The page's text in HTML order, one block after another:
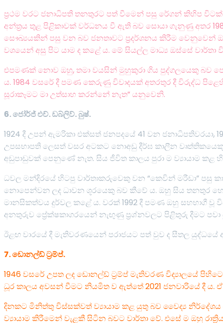
ප්‍රථම වරට ජනාධිපති තනතුරට පත් වීමෙන් පසු රේගන් කිහිප
අන්ත්‍රය තුළ පිළිකාවක් වර්ධනය වී ඇති බව සොයා ගැනුණු අතර
සෞඛ්‍යයකින් පසු වන බව ජනතාවට ප්‍රදර්ශනය කිරීම වෙනුවෙන්
වශයෙන් අසු පිට යාම ද කළේ ය. මේ සියල්ල මාධ්‍ය ඔස්සේ වාර්තා
එපමණක් නොව ඔහු, තමා වයසින් මුහුකුරා ගිය පුද්ගලයෙකු බව
ය. 1984 වසරේ දී පමණ කෙරුණු විවාදයක් අතරතුර දී විරුද්ධ
සූරාකෑමට මා උත්සාහ කරන්නේ නැත” යනුවෙනි.
6. ජෝර්ජ් එච්. ඩබ්ලිව්. බුෂ්.
1924 දී උපන් ඇමරිකා එක්සත් ජනපදයේ 41 වන ජනාධිපතිවරයා,
උපසභාපති ලෙසත් වසර අටකට නොඅඩු දීර්ඝ කාලීන
අඩුපාඩුවක් පෙනුණේ නැත. සිය ජීවිත කාලය පුරා ම ව්‍යායාම
ධවල මන්දිරයේ හිටපු වාර්තාකරුවෙකු වන “කෙවින් මරීඩා” පසු
නොපෙන්වන ලද ධාවන ශූරයෙකු බව කීවේ ය. ඔහු සිය තනතුර
මානසිකත්වය දුර්වල කළේ ය. වරක් 1992 දී පමණ ඔහු සහභාගී
අනතුරුව ප්‍රේක්ෂකාගරයෙන් නැඟුණු ප්‍රශ්නවලට පිළිතුරු දීමට
ඊළඟ වාරයේ දී මැතිවරණයෙන් පරාජයට පත් වුව ද සීතල
7. ඩොනල්ඩ් ට්‍රම්ප්.
1946 වසරේ උපත ලද ඩොනල්ඩ් ට්‍රම්ප් මැතිවරණ විද්‍යාලයේ
ධූර කාලය අවසන් වීමට නියමිත ව ඇත්තේ 2021 ජනවාරියේ දී
දිනකට මිනිත්තු විස්සක්වත් ව්‍යායාම කළ යුතු බව වෛද්‍ය නිර්දේශය
ව්‍යායාම කිරීමෙන් වැළකී සිටින බවට වාර්තා වේ. එසේ ම ඔහු